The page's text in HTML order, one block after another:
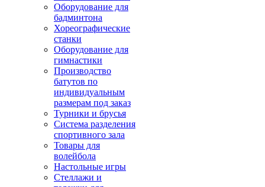
Оборудование для
бадминтона
Хореографические
станки
Оборудование для
гимнастики
Производство
батутов по
индивидуальным
размерам под заказ
Турники и брусья
Система разделения
спортивного зала
Товары для
волейбола
Настольные игры
Стеллажи и